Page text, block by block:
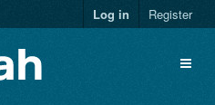
Log in Register